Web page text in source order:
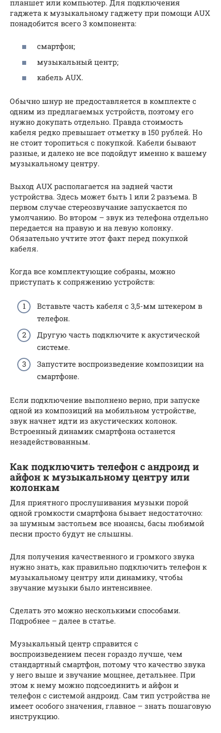
планшет или компьютер. Для подключения
гаджета к музыкальному гаджету при помощи AUX
понадобится всего 3 компонента:
смартфон;
музыкальный центр;
кабель AUX.
Обычно шнур не предоставляется в комплекте с
одним из предлагаемых устройств, поэтому его
нужно докупать отдельно. Правда стоимость
кабеля редко превышает отметку в 150 рублей. Но
не стоит торопиться с покупкой. Кабели бывают
разные, и далеко не все подойдут именно к вашему
музыкальному центру.
Выход AUX располагается на задней части
устройства. Здесь может быть 1 или 2 разъема. В
первом случае стереозвучание запускается по
умолчанию. Во втором – звук из телефона отдельно
передается на правую и на левую колонку.
Обязательно учтите этот факт перед покупкой
кабеля.
Когда все комплектующие собраны, можно
приступать к сопряжению устройств:
Вставьте часть кабеля с 3,5-мм штекером в
телефон.
Другую часть подключите к акустической
системе.
Запустите воспроизведение композиции на
смартфоне.
Если подключение выполнено верно, при запуске
одной из композиций на мобильном устройстве,
звук начнет идти из акустических колонок.
Встроенный динамик смартфона останется
незадействованным.
Как подключить телефон с андроид и
айфон к музыкальному центру или
колонкам
Для приятного прослушивания музыки порой
одной громкости смартфона бывает недостаточно:
за шумным застольем все нюансы, басы любимой
песни просто будут не слышны.
Для получения качественного и громкого звука
нужно знать, как правильно подключить телефон к
музыкальному центру или динамику, чтобы
звучание музыки было интенсивнее.
Сделать это можно несколькими способами.
Подробнее – далее в статье.
Музыкальный центр справится с
воспроизведением песен гораздо лучше, чем
стандартный смартфон, потому что качество звука
у него выше и звучание мощнее, детальнее. При
этом к нему можно подсоединить и айфон и
телефон с системой андроид. Сам тип устройства не
имеет особого значения, главное – знать пошаговую
инструкцию.